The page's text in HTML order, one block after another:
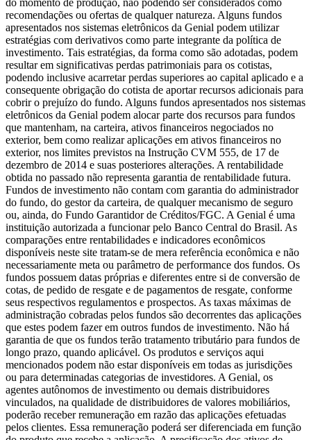
do momento de produção, não podendo ser considerados como
recomendações ou ofertas de qualquer natureza. Alguns fundos
apresentados nos sistemas eletrônicos da Genial podem utilizar
estratégias com derivativos como parte integrante da política de
investimento. Tais estratégias, da forma como são adotadas, podem
resultar em significativas perdas patrimoniais para os cotistas,
podendo inclusive acarretar perdas superiores ao capital aplicado e a
consequente obrigação do cotista de aportar recursos adicionais para
cobrir o prejuízo do fundo. Alguns fundos apresentados nos sistemas
eletrônicos da Genial podem alocar parte dos recursos para fundos
que mantenham, na carteira, ativos financeiros negociados no
exterior, bem como realizar aplicações em ativos financeiros no
exterior, nos limites previstos na Instrução CVM 555, de 17 de
dezembro de 2014 e suas posteriores alterações. A rentabilidade
obtida no passado não representa garantia de rentabilidade futura.
Fundos de investimento não contam com garantia do administrador
do fundo, do gestor da carteira, de qualquer mecanismo de seguro
ou, ainda, do Fundo Garantidor de Créditos/FGC. A Genial é uma
instituição autorizada a funcionar pelo Banco Central do Brasil. As
comparações entre rentabilidades e indicadores econômicos
disponíveis neste site tratam-se de mera referência econômica e não
necessariamente meta ou parâmetro de performance dos fundos. Os
fundos possuem datas próprias e diferentes entre si de conversão de
cotas, de pedido de resgate e de pagamentos de resgate, conforme
seus respectivos regulamentos e prospectos. As taxas máximas de
administração cobradas pelos fundos são decorrentes das aplicações
que estes podem fazer em outros fundos de investimento. Não há
garantia de que os fundos terão tratamento tributário para fundos de
longo prazo, quando aplicável. Os produtos e serviços aqui
mencionados podem não estar disponíveis em todas as jurisdições
ou para determinadas categorias de investidores. A Genial, os
agentes autônomos de investimento ou demais distribuidores
vinculados, na qualidade de distribuidores de valores mobiliários,
poderão receber remuneração em razão das aplicações efetuadas
pelos clientes. Essa remuneração poderá ser diferenciada em função